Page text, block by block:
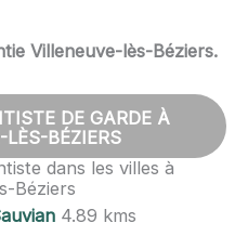
Villeneuve-lès-Béziers.
DE GARDE À
BÉZIERS
dans les villes à
Béziers
4.89 kms